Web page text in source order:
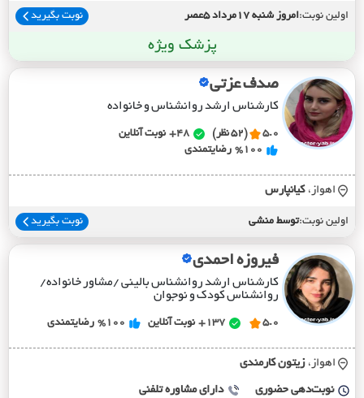
اولین نوبت:امروز شنبه 17مرداد 5عصر نوبت بگیرید
پزشک ویژه
صدف عزتی
کارشناس ارشد روانشناس و خانواده
5.0 (52 نظر) 48+
نوبت آنلاین
%100 رضایتمندی
اهواز، کيانپارس
اولین نوبت:توسط منشی نوبت بگیرید
فیروزه احمدی
کارشناس ارشد روانشناس بالینی /مشاور خانواده/
روانشناس کودک و نوجوان
5.0
137+ نوبت آنلاین %100 رضایتمندی
اهواز، زيتون کارمندي
نوبت‌دهی حضوری دارای مشاوره تلفنی